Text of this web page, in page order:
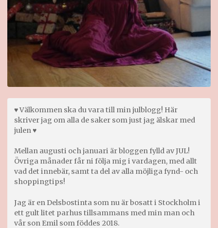
♥ Välkommen ska du vara till min julblogg! Här
skriver jag om alla de saker som just jag älskar med
julen ♥
Mellan augusti och januari är bloggen fylld av JUL!
Övriga månader får ni följa mig i vardagen, med allt
vad det innebär, samt ta del av alla möjliga fynd- och
shoppingtips!
Jag är en Delsbostinta som nu är bosatt i Stockholm i
ett gult litet parhus tillsammans med min man och
vår son Emil som föddes 2018.